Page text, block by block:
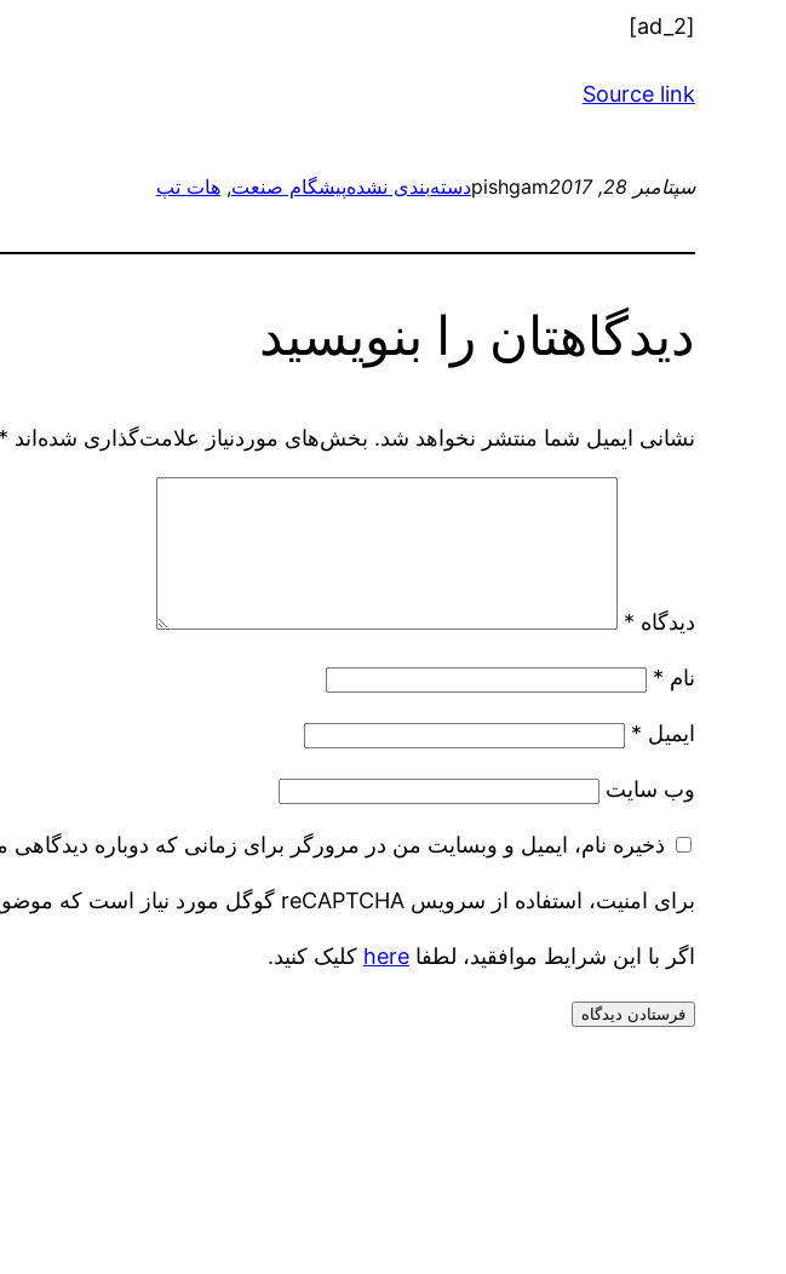
[ad_2]
Source link
سپتامبر 28, 2017 pishgamدسته‌بندی نشدهپیشگام صنعت, هات تپ
دیدگاهتان را بنویسید
نشانی ایمیل شما منتشر نخواهد شد. بخش‌های موردنیاز علامت‌گذاری شده‌اند *
دیدگاه *
نام *
ایمیل *
وب‌ سایت
ذخیره نام، ایمیل و وبسایت من در مرورگر برای زمانی که دوباره
برای امنیت، استفاده از سرویس reCAPTCHA گوگل مورد نیاز است که موضوع گوگل است
اگر با این شرایط موافقید، لطفاhere کلیک کنید.